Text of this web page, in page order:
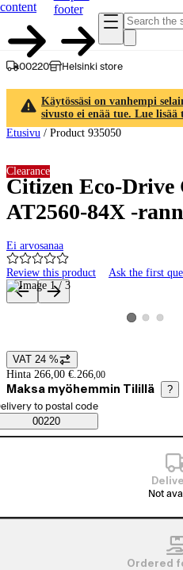
content
footer
00220 Helsinki store
Käytössäsi on vanhempi
sivusto ei enää tue. Lue lisää
Etusivu / Product 935050
Citizen Eco-Drive
AT2560-84X -
Ei arvosanaa
Review this product Ask the first
Clearance
Product images and
View product
View product
View
Price details
VAT 24 %
Hinta 266,00 €. 266,00
Maksa myöhemmin Tilillä ?
Saatavuustiedot
order method
to postal code
00220
Not
Ordered